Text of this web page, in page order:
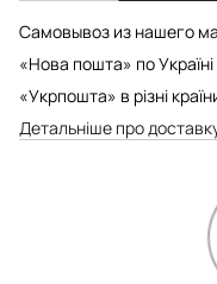
Самовывоз из нашего
«Нова пошта» по
«Укрпошта» в різні
Детальніше про